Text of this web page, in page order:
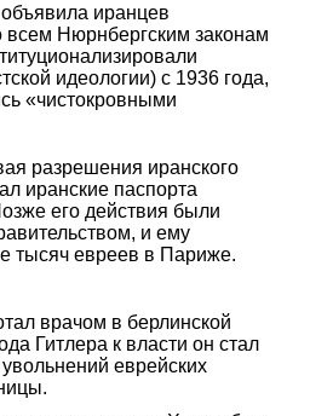
иранцев
Нюрнбергским законам
идеологии) с 1936 года,
«чистокровными
разрешения иранского
иранские паспорта
его действия были
и ему
тысяч евреев в Париже.
врачом в берлинской
Гитлера к власти он стал
еврейских